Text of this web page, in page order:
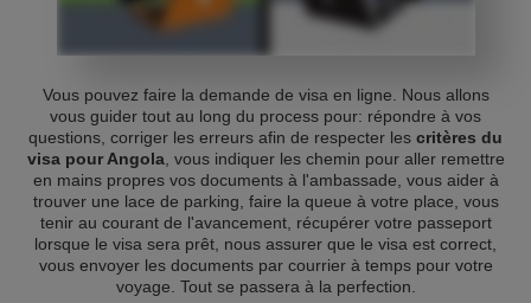
Vous pouvez faire la demande de visa en ligne. Nous allons
vous guider tout au long du process pour: répondre à vos
questions, corriger les erreurs afin de respecter les critères du
visa pour Angola, vous indiquer les chemin pour aller remettre
en mains propres vos documents à l'ambassade, vous aider à
trouver une lace de parking, faire la queue à votre place, vous
tenir au courant de l'avancement, récupérer votre passeport
lorsque le visa sera prêt, nous assurer que le visa est correct,
vous envoyer les documents par courrier à temps pour votre
voyage. Tout se passera à la perfection.